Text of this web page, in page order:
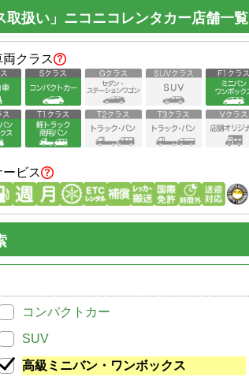
扱い」ニコニコレンタカー店舗一覧
クラス
ビス
コンパクトカー
SUV
高級ミニバン・ワンボックス